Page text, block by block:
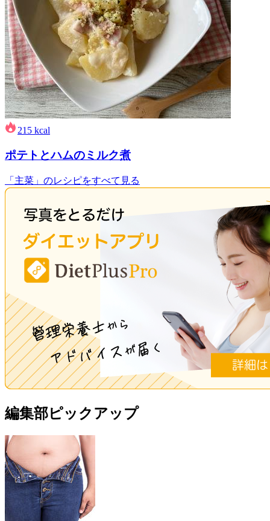
215 kcal
ポテトとハムのミルク煮
「主菜」のレシピをすべて見る
編集部ピックアップ